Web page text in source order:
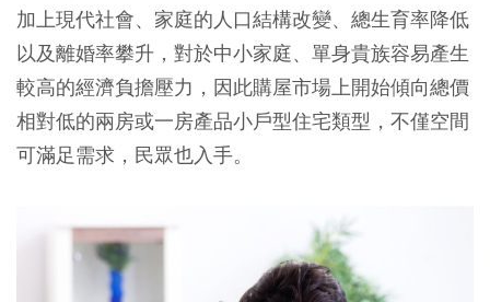
加上現代社會、家庭的人口結構改變、總生育率降低
以及離婚率攀升，對於中小家庭、單身貴族容易產生
較高的經濟負擔壓力，因此購屋市場上開始傾向總價
相對低的兩房或一房產品小戶型住宅類型，不僅空間
可滿足需求，民眾也入手。